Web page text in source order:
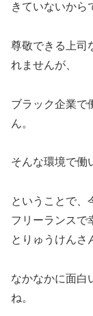
きていないから
尊敬できる上司
れませんが、
ブラック企業で
ん。
そんな環境で働
ということで、
フリーランスで
とりゅうけんさ
なかなかに面白
ね。